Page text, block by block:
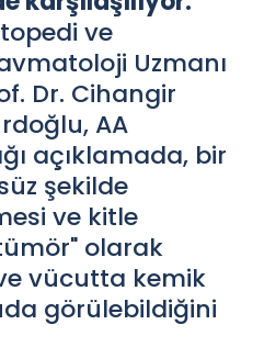
ve
Uzmanı
Dr. Cihangir
AA
açıklamada, bir
şekilde
ve kitle
olarak
vücutta kemik
görülebildiğini